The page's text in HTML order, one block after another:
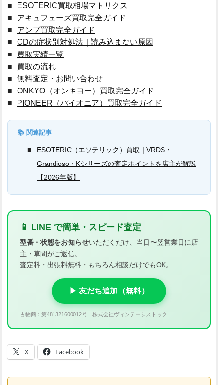
ESOTERIC買取相場マトリクス
アキュフェーズ買取完全ガイド
アンプ買取完全ガイド
CDの症状別対処法｜読み込まない原因
買取実績一覧
買取の流れ
無料査定・お問い合わせ
ONKYO（オンキヨー）買取完全ガイド
PIONEER（パイオニア）買取完全ガイド
📚 関連記事
ESOTERIC（エソテリック）買取｜VRDS・
Grandioso・Kシリーズの査定ポイントを店主が解説
【2026年版】
📱 LINE で簡単・スピード査定
型番・状態をお知らせいただくだけ、当日〜翌営業日に店
主・草間がご返信。
査定料・出張料無料・もちろん相談だけでもOK。
▶ 友だち追加（無料）
古物商：第481321600012号｜株式会社ヴィンテージストック
X Facebook